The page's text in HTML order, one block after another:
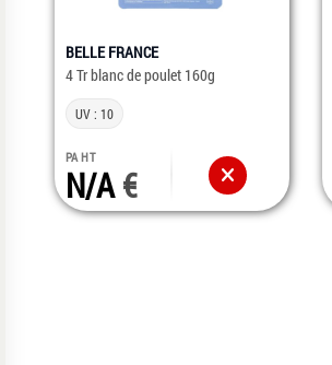
BELLE FRANCE
4 Tr blanc de poulet 160g
UV : 10
PA HT
N/A